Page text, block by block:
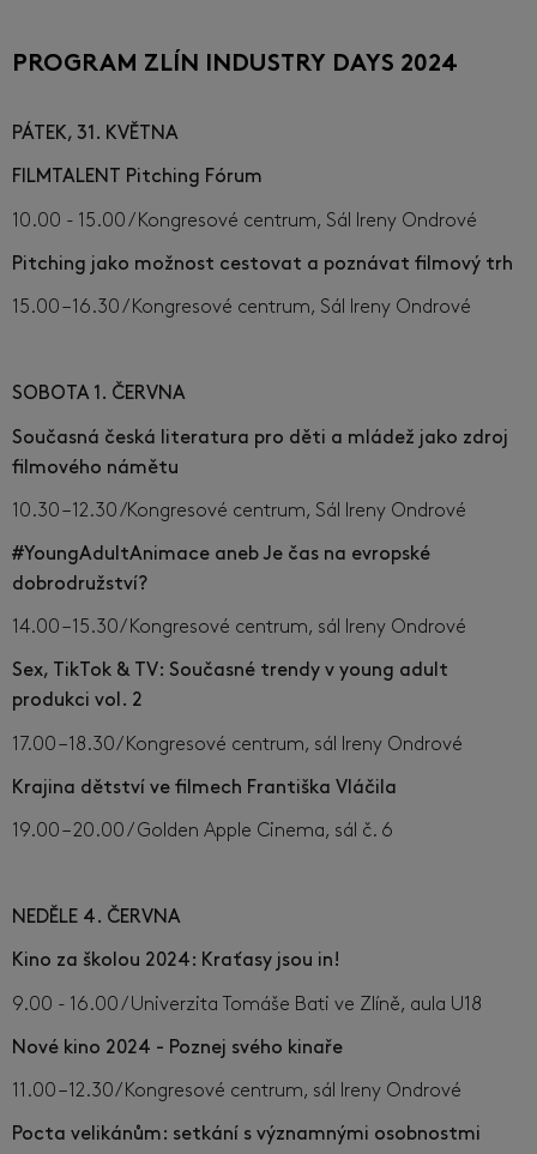
PROGRAM ZLÍN INDUSTRY DAYS 2024
PÁTEK, 31. KVĚTNA
FILMTALENT Pitching Fórum
10.00 - 15.00 / Kongresové centrum, Sál Ireny Ondrové
Pitching jako možnost cestovat a poznávat filmový trh
15.00 – 16.30 / Kongresové centrum, Sál Ireny Ondrové
SOBOTA 1. ČERVNA
Současná česká literatura pro děti a mládež jako zdroj
filmového námětu
10.30 – 12.30 /Kongresové centrum, Sál Ireny Ondrové
#YoungAdultAnimace aneb Je čas na evropské
dobrodružství?
14.00 – 15.30/ Kongresové centrum, sál Ireny Ondrové
Sex, TikTok & TV: Současné trendy v young adult
produkci vol. 2
17.00 – 18.30/ Kongresové centrum, sál Ireny Ondrové
Krajina dětství ve filmech Františka Vláčila
19.00 – 20.00 / Golden Apple Cinema, sál č. 6
NEDĚLE 4. ČERVNA
Kino za školou 2024: Kraťasy jsou in!
9.00 - 16.00 / Univerzita Tomáše Bati ve Zlíně, aula U18
Nové kino 2024 - Poznej svého kinaře
11.00 – 12.30/ Kongresové centrum, sál Ireny Ondrové
Pocta velikánům: setkání s významnými osobnostmi